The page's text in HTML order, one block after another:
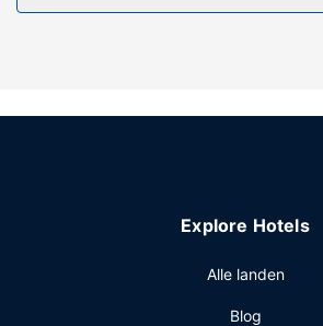
Explore Hotels
Alle landen
Blog